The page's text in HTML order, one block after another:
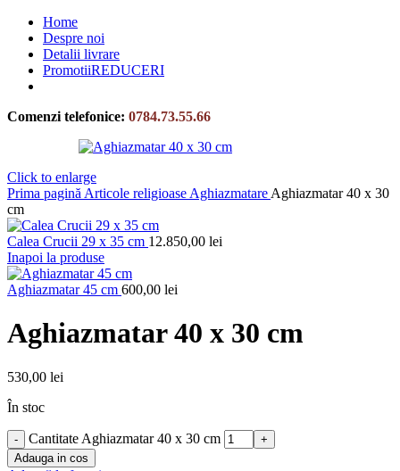
Home
Despre noi
Detalii livrare
PromotiiREDUCERI
Comenzi telefonice: 0784.73.55.66
Click to enlarge
Prima pagină Articole religioase Aghiazmatare Aghiazmatar 40 x 30
cm
Calea Crucii 29 x 35 cm 12.850,00 lei
Inapoi la produse
Aghiazmatar 45 cm 600,00 lei
Aghiazmatar 40 x 30 cm
530,00 lei
În stoc
Cantitate Aghiazmatar 40 x 30 cm
Adauga in cos